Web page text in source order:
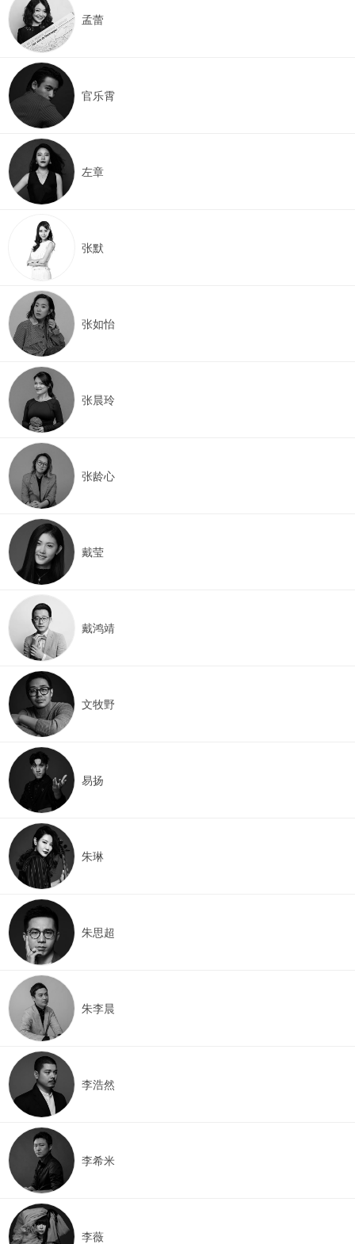
孟蕾
官乐霄
左章
张默
张如怡
张晨玲
张龄心
戴莹
戴鸿靖
文牧野
易扬
朱琳
朱思超
朱李晨
李浩然
李希米
李薇